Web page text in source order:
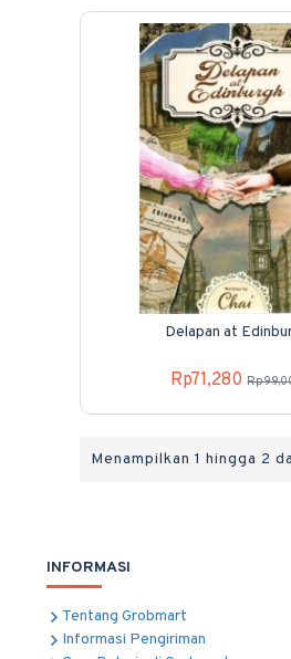
Delapan at
Rp71,280
Menampilkan 1 hingga 2
INFORMASI
Tentang Grobmart
Informasi Pengiriman